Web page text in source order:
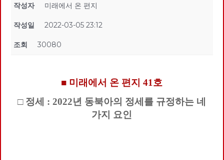
작성자 미래에서 온 편지
작성일 2022-03-05 23:12
조회 30080
■ 미래에서 온 편지 41호
□ 정세 : 2022년 동북아의 정세를 규정하는 네
가지 요인